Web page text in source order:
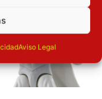
Aviso Legal